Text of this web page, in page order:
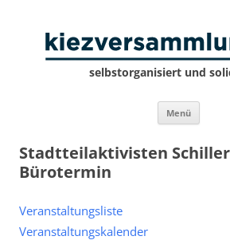
selbstorganisiert und
Menü Zum
Stadtteilaktivisten
Bürotermin
Veranstaltungsliste
Veranstaltungskalender